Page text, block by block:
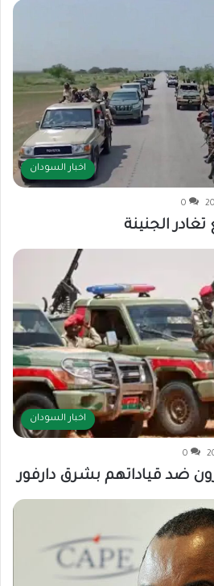
اخبار السودان
0
الجنينة
اخبار السودان
0
ضد قياداتهم بشرق دارفور